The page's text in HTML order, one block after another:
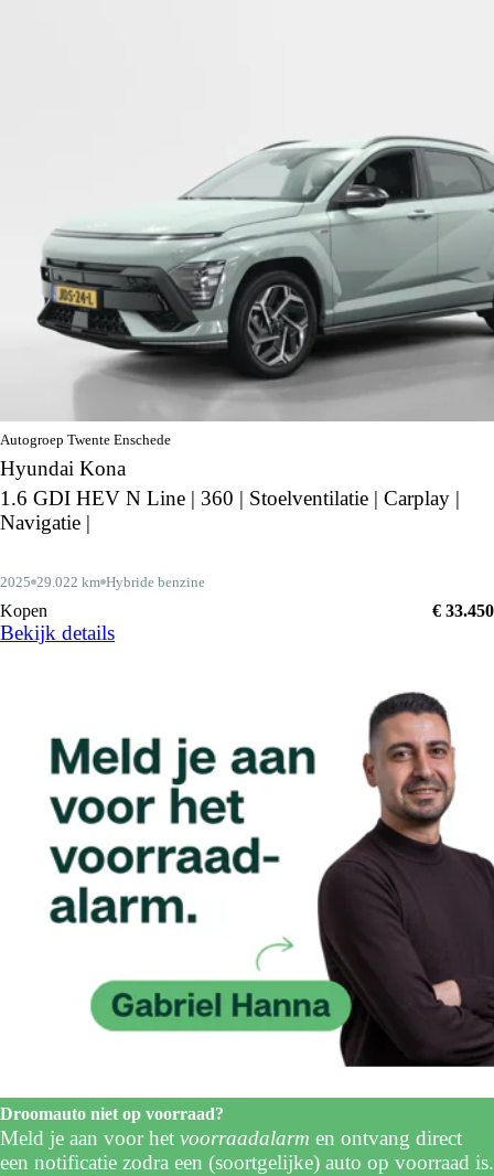
Autogroep Twente Enschede
Hyundai Kona
1.6 GDI HEV N Line | 360 | Stoelventilatie | Carplay |
Navigatie |
2025 29.022 km Hybride benzine
Kopen € 33.450
Bekijk details
Droomauto niet op voorraad?
Meld je aan voor het voorraadalarm en ontvang direct
een notificatie zodra een (soortgelijke) auto op voorraad is.